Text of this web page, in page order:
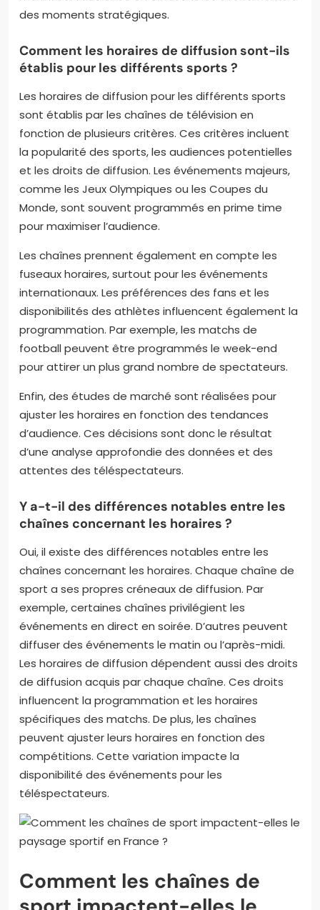
des moments stratégiques.
Comment les horaires de diffusion sont-ils
établis pour les différents sports ?
Les horaires de diffusion pour les différents sports
sont établis par les chaînes de télévision en
fonction de plusieurs critères. Ces critères incluent
la popularité des sports, les audiences potentielles
et les droits de diffusion. Les événements majeurs,
comme les Jeux Olympiques ou les Coupes du
Monde, sont souvent programmés en prime time
pour maximiser l’audience.
Les chaînes prennent également en compte les
fuseaux horaires, surtout pour les événements
internationaux. Les préférences des fans et les
disponibilités des athlètes influencent également la
programmation. Par exemple, les matchs de
football peuvent être programmés le week-end
pour attirer un plus grand nombre de spectateurs.
Enfin, des études de marché sont réalisées pour
ajuster les horaires en fonction des tendances
d’audience. Ces décisions sont donc le résultat
d’une analyse approfondie des données et des
attentes des téléspectateurs.
Y a-t-il des différences notables entre les
chaînes concernant les horaires ?
Oui, il existe des différences notables entre les
chaînes concernant les horaires. Chaque chaîne de
sport a ses propres créneaux de diffusion. Par
exemple, certaines chaînes privilégient les
événements en direct en soirée. D’autres peuvent
diffuser des événements le matin ou l’après-midi.
Les horaires de diffusion dépendent aussi des droits
de diffusion acquis par chaque chaîne. Ces droits
influencent la programmation et les horaires
spécifiques des matchs. De plus, les chaînes
peuvent ajuster leurs horaires en fonction des
compétitions. Cette variation impacte la
disponibilité des événements pour les
téléspectateurs.
Comment les chaînes de